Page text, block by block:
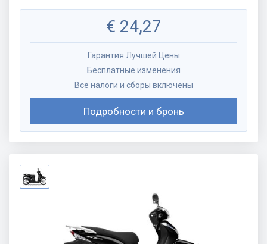
€ 24,27
Гарантия Лучшей Цены
Бесплатные изменения
Все налоги и сборы включены
Подробности и бронь